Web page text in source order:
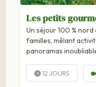
Les petits
Un séjour 100 %
familles, mêlant
panoramas
séjour qui mêle découvertes culturelles, nature et
moments de partage
12 JOURS